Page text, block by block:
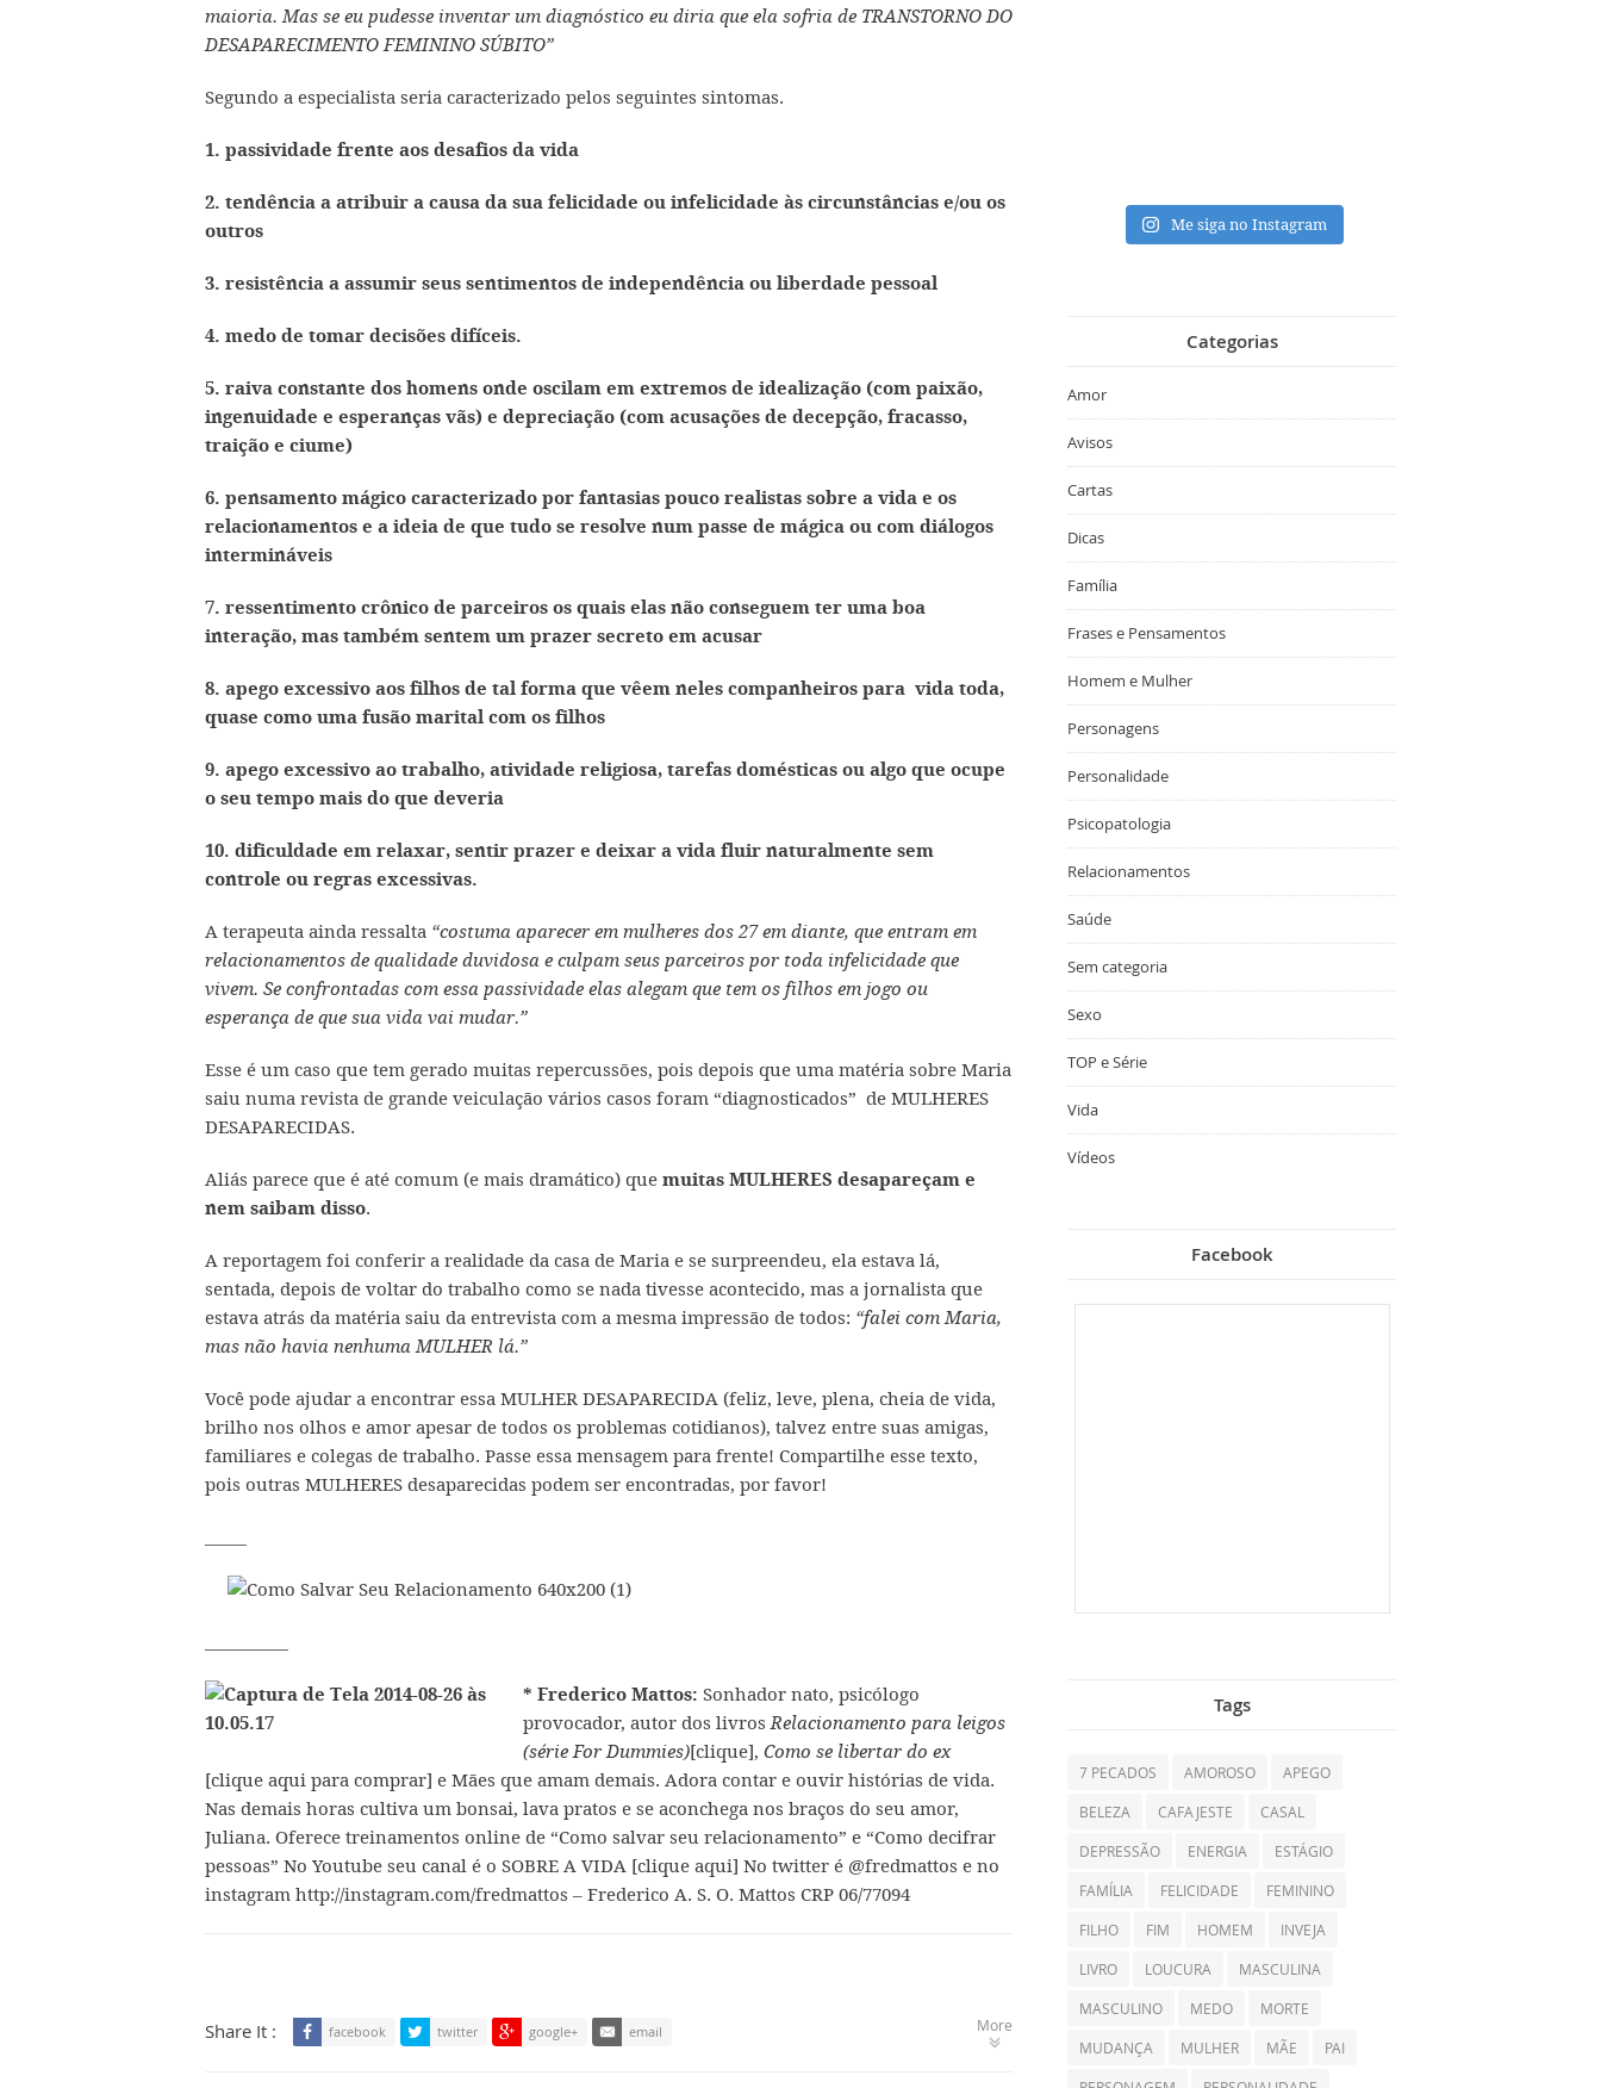
maioria. Mas se eu pudesse inventar um diagnóstico eu diria que ela sofria de TRANSTORNO DO
DESAPARECIMENTO FEMININO SÚBITO”
Segundo a especialista seria caracterizado pelos seguintes sintomas.
1. passividade frente aos desafios da vida
2. tendência a atribuir a causa da sua felicidade ou infelicidade às circunstâncias e/ou os
outros
3. resistência a assumir seus sentimentos de independência ou liberdade pessoal
4. medo de tomar decisões difíceis.
5. raiva constante dos homens onde oscilam em extremos de idealização (com paixão,
ingenuidade e esperanças vãs) e depreciação (com acusações de decepção, fracasso,
traição e ciume)
6. pensamento mágico caracterizado por fantasias pouco realistas sobre a vida e os
relacionamentos e a ideia de que tudo se resolve num passe de mágica ou com diálogos
intermináveis
7. ressentimento crônico de parceiros os quais elas não conseguem ter uma boa
interação, mas também sentem um prazer secreto em acusar
8. apego excessivo aos filhos de tal forma que vêem neles companheiros para vida toda,
quase como uma fusão marital com os filhos
9. apego excessivo ao trabalho, atividade religiosa, tarefas domésticas ou algo que ocupe
o seu tempo mais do que deveria
10. dificuldade em relaxar, sentir prazer e deixar a vida fluir naturalmente sem
controle ou regras excessivas.
A terapeuta ainda ressalta “costuma aparecer em mulheres dos 27 em diante, que entram em
relacionamentos de qualidade duvidosa e culpam seus parceiros por toda infelicidade que
vivem. Se confrontadas com essa passividade elas alegam que tem os filhos em jogo ou
esperança de que sua vida vai mudar.”
Esse é um caso que tem gerado muitas repercussões, pois depois que uma matéria sobre Maria
saiu numa revista de grande veiculação vários casos foram “diagnosticados” de MULHERES
DESAPARECIDAS.
Aliás parece que é até comum (e mais dramático) que muitas MULHERES desapareçam e
nem saibam disso.
A reportagem foi conferir a realidade da casa de Maria e se surpreendeu, ela estava lá,
sentada, depois de voltar do trabalho como se nada tivesse acontecido, mas a jornalista que
estava atrás da matéria saiu da entrevista com a mesma impressão de todos: “falei com Maria,
mas não havia nenhuma MULHER lá.”
Você pode ajudar a encontrar essa MULHER DESAPARECIDA (feliz, leve, plena, cheia de vida,
brilho nos olhos e amor apesar de todos os problemas cotidianos), talvez entre suas amigas,
familiares e colegas de trabalho. Passe essa mensagem para frente! Compartilhe esse texto,
pois outras MULHERES desaparecidas podem ser encontradas, por favor!
* Frederico Mattos: Sonhador nato, psicólogo
provocador, autor dos livrosRelacionamento para leigos
(série For Dummies)[clique], Como se libertar do ex
[clique aqui para comprar] e Mães que amam demais. Adora contar e ouvir histórias de vida.
Nas demais horas cultiva um bonsai, lava pratos e se aconchega nos braços do seu amor,
Juliana. Oferece treinamentos online de “Como salvar seu relacionamento” e “Como decifrar
pessoas” No Youtube seu canal é o SOBRE A VIDA [clique aqui] No twitter é @fredmattos e no
instagram http://instagram.com/fredmattos – Frederico A. S. O. Mattos CRP 06/77094
Share It : facebook twitter google+ email More
Me siga no Instagram
Categorias
Amor
Avisos
Cartas
Dicas
Família
Frases e Pensamentos
Homem e Mulher
Personagens
Personalidade
Psicopatologia
Relacionamentos
Saúde
Sem categoria
Sexo
TOP e Série
Vida
Vídeos
Facebook
Tags
7 PECADOS AMOROSO APEGO
BELEZA CAFAJESTE CASAL
DEPRESSÃO ENERGIA ESTÁGIO
FAMÍLIA FELICIDADE FEMININO
FILHO FIM HOMEM INVEJA
LIVRO LOUCURA MASCULINA
MASCULINO MEDO MORTE
MUDANÇA MULHER MÃE PAI